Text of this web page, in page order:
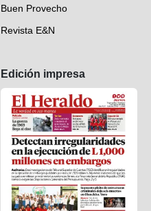
Buen Provecho
Revista E&N
Edición impresa